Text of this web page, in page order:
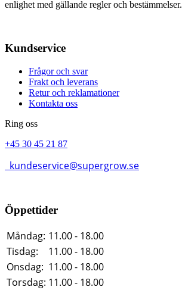
enlighet med gällande regler och bestämmelser.
Kundservice
Frågor och svar
Frakt och leverans
Retur och reklamationer
Kontakta oss
Ring oss
+45 30 45 21 87
kundeservice@supergrow.se
Öppettider
Måndag: 11.00 - 18.00
Tisdag:
11.00 - 18.00
Onsdag: 11.00 - 18.00
Torsdag: 11.00 - 18.00